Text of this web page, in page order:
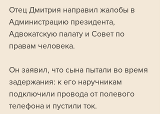
Отец Дмитрия направил жалобы в
Администрацию президента,
Адвокатскую палату и Совет по
правам человека.
Он заявил, что сына пытали во время
задержания: к его наручникам
подключили провода от полевого
телефона и пустили ток.